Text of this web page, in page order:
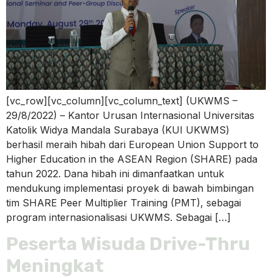
[vc_row][vc_column][vc_column_text] (UKWMS –
29/8/2022) – Kantor Urusan Internasional Universitas
Katolik Widya Mandala Surabaya (KUI UKWMS)
berhasil meraih hibah dari European Union Support to
Higher Education in the ASEAN Region (SHARE) pada
tahun 2022. Dana hibah ini dimanfaatkan untuk
mendukung implementasi proyek di bawah bimbingan
tim SHARE Peer Multiplier Training (PMT), sebagai
program internasionalisasi UKWMS. Sebagai […]
Peserta Wisuda Drive-Thru
Meningkat